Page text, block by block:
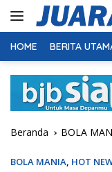
HOME BERITA
Beranda BOLA
BOLA MANIA, HOT